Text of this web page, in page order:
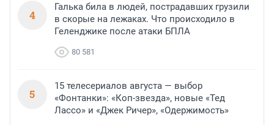
4
Галька била в людей, пострадавших грузили
в скорые на лежаках. Что происходило в
Геленджике после атаки БПЛА
80 581
5
15 телесериалов августа — выбор
«Фонтанки»: «Коп-звезда», новые «Тед
Лассо» и «Джек Ричер», «Одержимость»